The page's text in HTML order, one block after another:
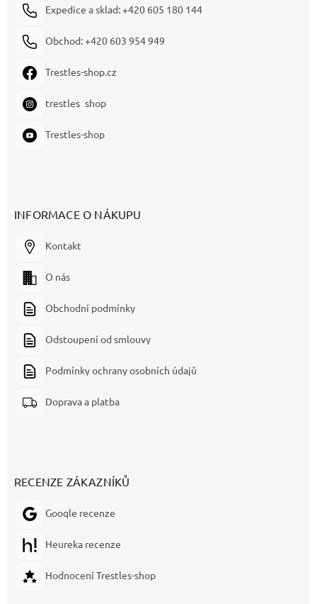
Expedice a sklad: +420 605 180 144
Obchod: +420 603 954 949
Trestles-shop.cz
trestles_shop
Trestles-shop
INFORMACE O NÁKUPU
Kontakt
O nás
Obchodní podmínky
Odstoupení od smlouvy
Podmínky ochrany osobních údajů
Doprava a platba
RECENZE ZÁKAZNÍKŮ
Google recenze
Heureka recenze
Hodnocení Trestles-shop